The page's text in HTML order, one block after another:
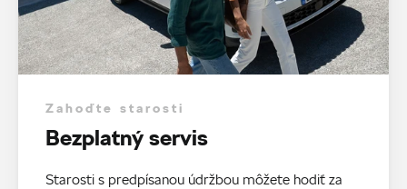
Zahoďte starosti
Bezplatný servis
Starosti s predpísanou údržbou môžete hodiť za